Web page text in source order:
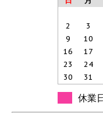
2
3
9
10
16
17
23
24
30
31
休業